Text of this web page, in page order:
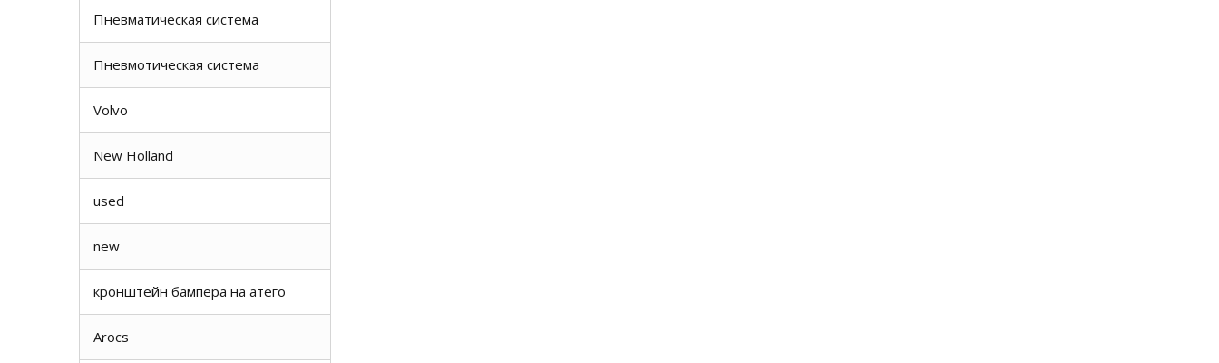
Пневматическая система
Пневмотическая система
Volvo
New Holland
used
new
кронштейн бампера на атего
Arocs